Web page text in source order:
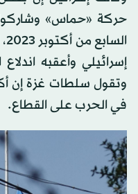
حركة «حماس»
إسرائيلي وأعقبه
في الحرب على القطاع.